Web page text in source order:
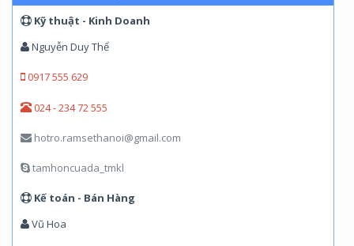
Kỹ thuật - Kinh Doanh
Nguyễn Duy Thể
0917 555 629
024 - 234 72 555
hotro.ramsethanoi@gmail.com
tamhoncuada_tmkl
Kế toán - Bán Hàng
Vũ Hoa